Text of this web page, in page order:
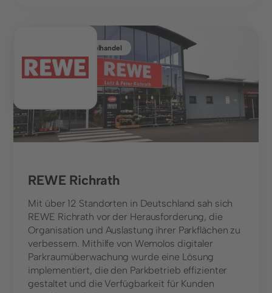
Lebensmitteleinzelhandel
REWE Richrath
Mit über 12 Standorten in Deutschland sah sich
REWE Richrath vor der Herausforderung, die
Organisation und Auslastung ihrer Parkflächen zu
verbessern. Mithilfe von Wemolos digitaler
Parkraumüberwachung wurde eine Lösung
implementiert, die den Parkbetrieb effizienter
gestaltet und die Verfügbarkeit für Kunden